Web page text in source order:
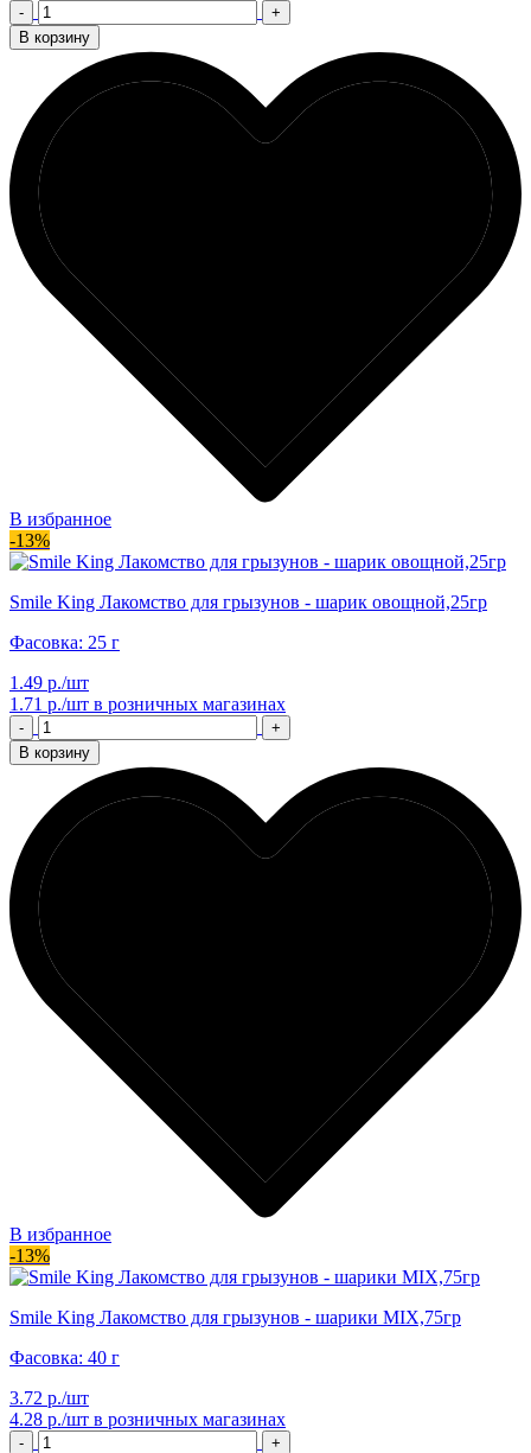
-
+
В корзину
В избранное
-13%
Smile King Лакомство для грызунов - шарик овощной,25гр
Фасовка: 25 г
1.49 р./шт
1.71 р./шт в розничных магазинах
-
+
В корзину
В избранное
-13%
Smile King Лакомство для грызунов - шарики MIX,75гр
Фасовка: 40 г
3.72 р./шт
4.28 р./шт в розничных магазинах
-
+